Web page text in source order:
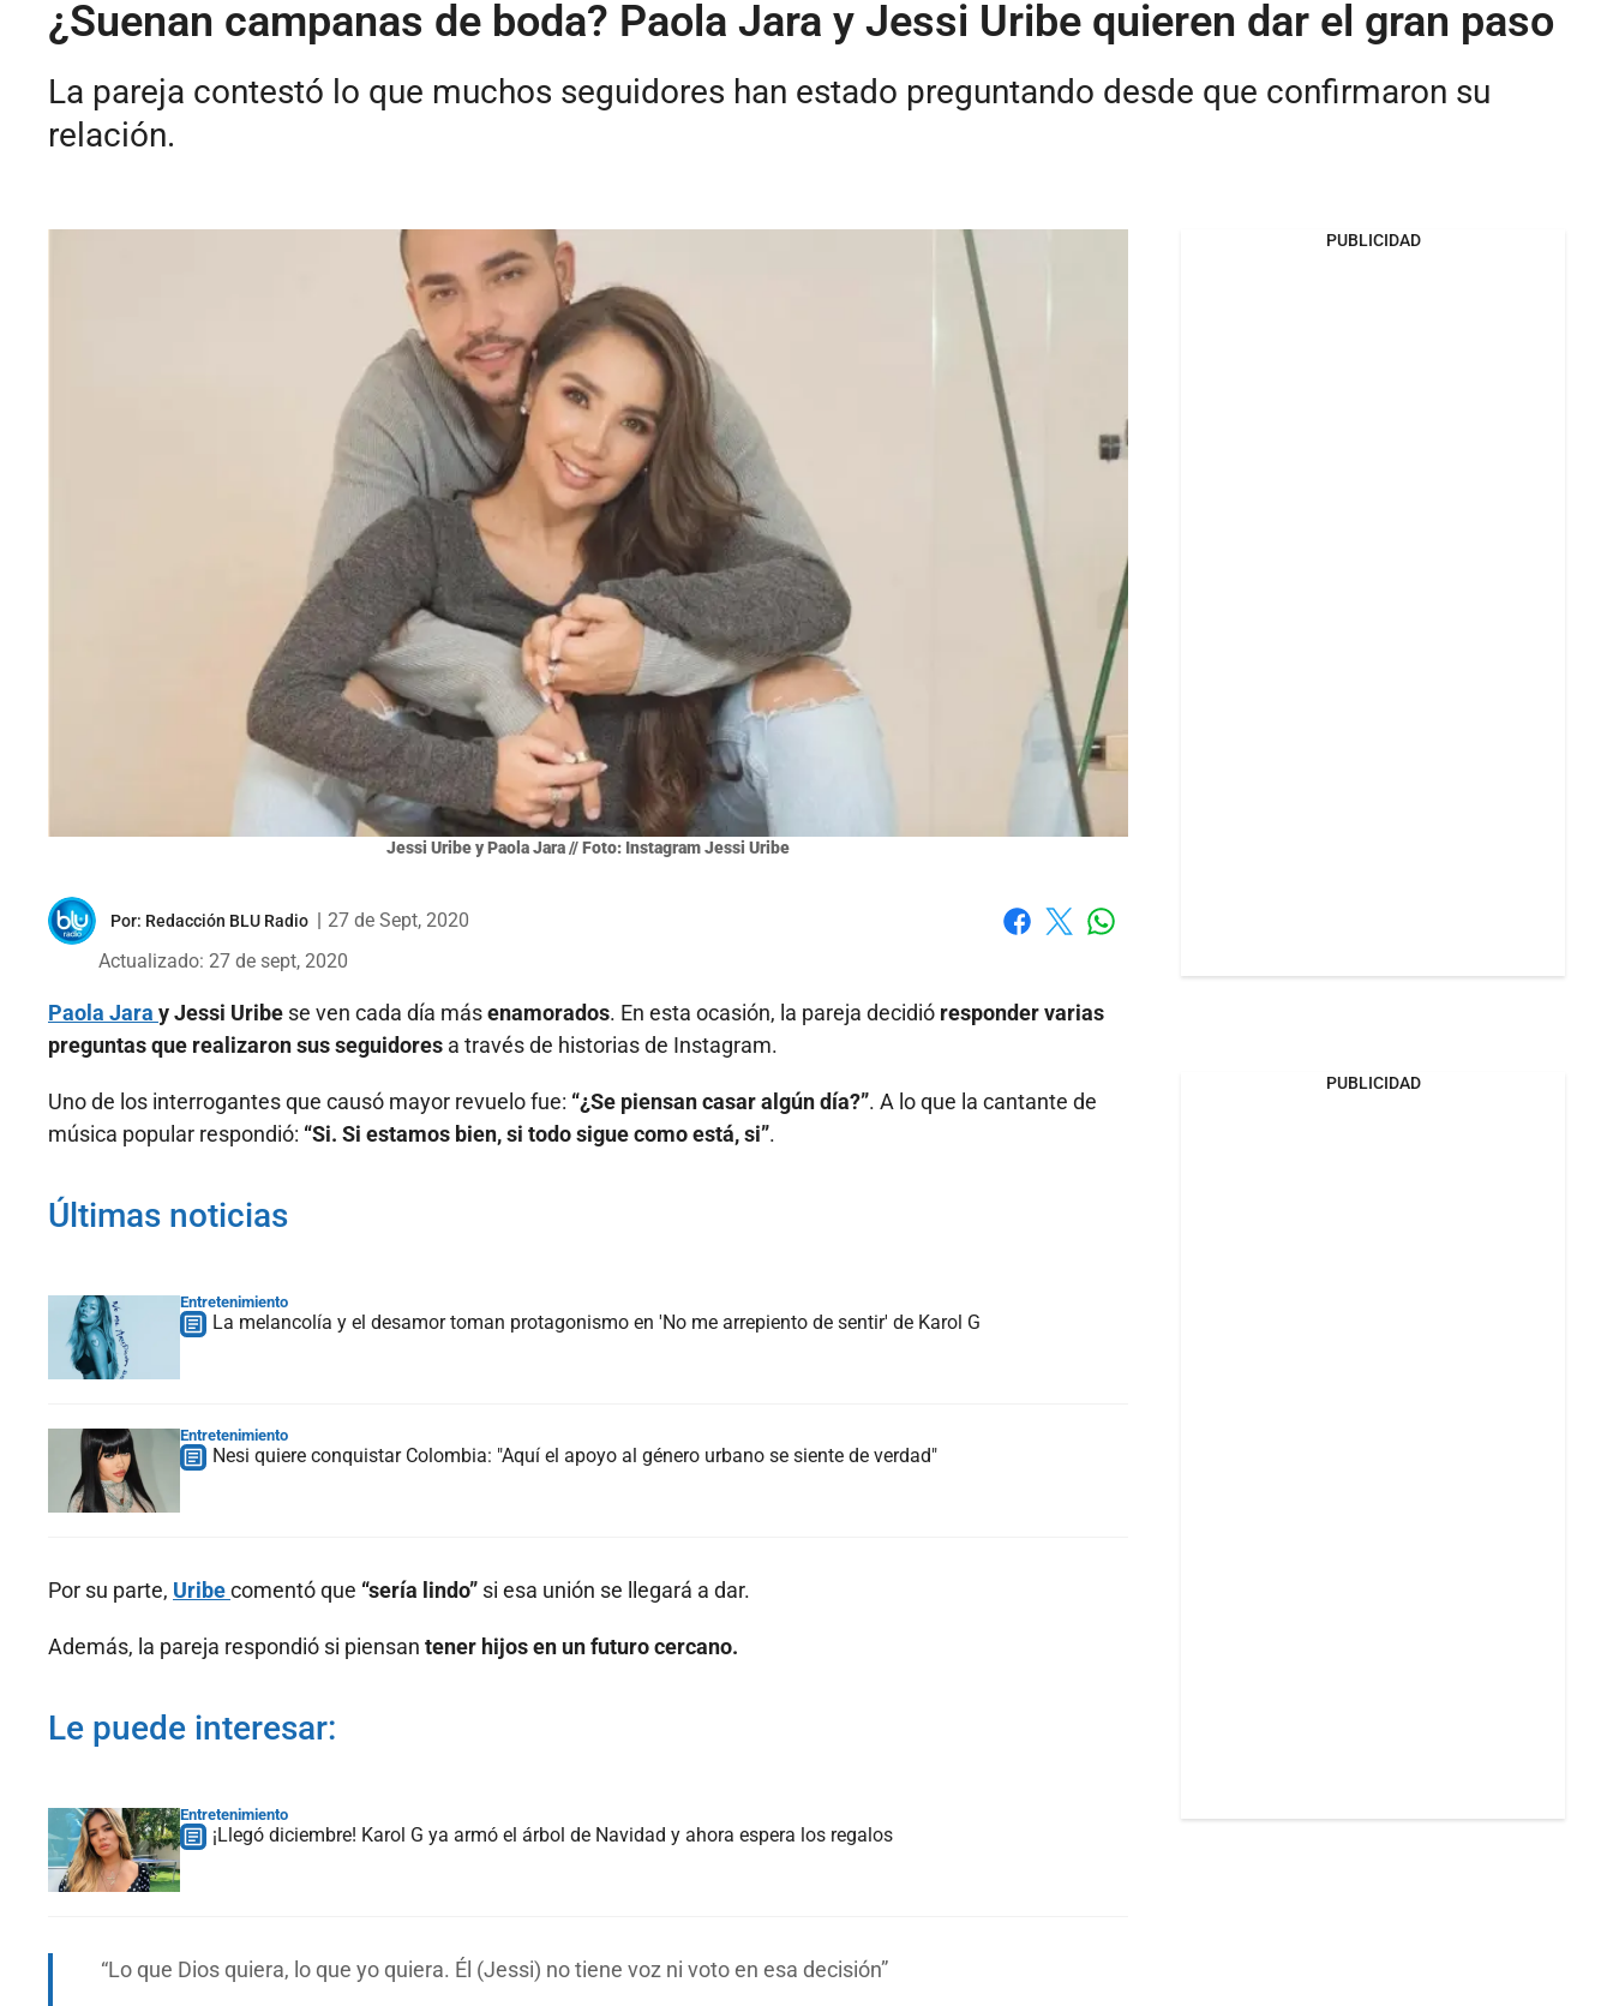
¿Suenan campanas de boda? Paola Jara y Jessi Uribe quieren dar el gran paso
La pareja contestó lo que muchos seguidores han estado preguntando desde que confirmaron su
relación.
Jessi Uribe y Paola Jara // Foto: Instagram Jessi Uribe
Por: Redacción BLU Radio
27 de Sept, 2020
Actualizado: 27 de sept, 2020
Paola Jara y Jessi Uribe se ven cada día másenamorados. En esta ocasión, la pareja decidió responder varias
preguntas que realizaron sus seguidores a través de historias de Instagram.
Uno de los interrogantes que causó mayor revuelo fue: “¿Se piensan casar algún día?”. A lo que la cantante de
música popular respondió: “Si. Si estamos bien, si todo sigue como está, si”.
Últimas noticias
Entretenimiento
La melancolía y el desamor toman protagonismo en 'No me arrepiento de sentir' de Karol G
Entretenimiento
Nesi quiere conquistar Colombia: "Aquí el apoyo al género urbano se siente de verdad"
Por su parte, Uribecomentó que “sería lindo” si esa unión se llegará a dar.
Además, la pareja respondió si piensan tener hijos en un futuro cercano.
Le puede interesar:
Entretenimiento
¡Llegó diciembre! Karol G ya armó el árbol de Navidad y ahora espera los regalos
Lo que Dios quiera, lo que yo quiera. Él (Jessi) no tiene voz ni voto en esa decisión
PUBLICIDAD
PUBLICIDAD